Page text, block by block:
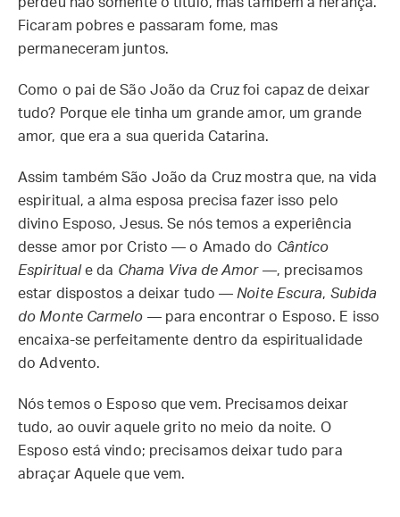
Ficaram pobres e passaram fome, mas
permaneceram juntos.
Como o pai de São João da Cruz foi capaz de deixar
tudo? Porque ele tinha um grande amor, um grande
amor, que era a sua querida Catarina.
Assim também São João da Cruz mostra que, na vida
espiritual, a alma esposa precisa fazer isso pelo
divino Esposo, Jesus. Se nós temos a experiência
desse amor por Cristo — o Amado do Cântico
Espiritual e da Chama Viva de Amor—, precisamos
estar dispostos a deixar tudo — Noite Escura, Subida
do Monte Carmelo — para encontrar o Esposo. E isso
encaixa-se perfeitamente dentro da espiritualidade
do Advento.
Nós temos o Esposo que vem. Precisamos deixar
tudo, ao ouvir aquele grito no meio da noite. O
Esposo está vindo; precisamos deixar tudo para
abraçar Aquele que vem.